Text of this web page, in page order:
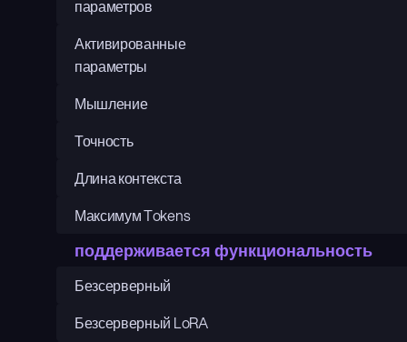
параметров
Активированные
параметры
Мышление
Точность
Длина контекста
Максимум Tokens
поддерживается функциональность
Безсерверный
Безсерверный LoRA